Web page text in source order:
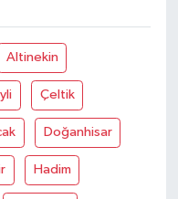
Altinekin
Çeltik
Doğanhisar
Hadim